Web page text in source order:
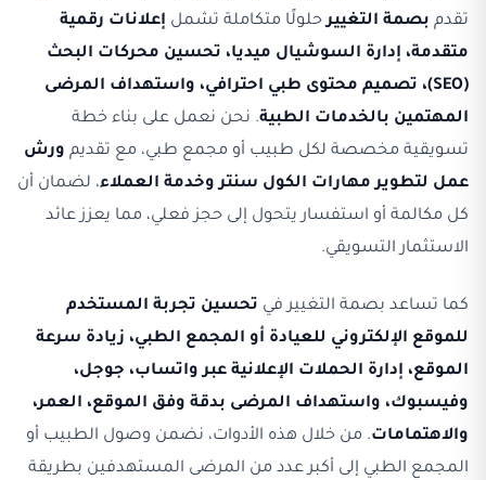
تقدمبصمة التغييرحلولًا متكاملة تشملإعلانات رقمية
متقدمة، إدارة السوشيال ميديا، تحسين محركات البحث
(SEO)، تصميم محتوى طبي احترافي، واستهداف المرضى
المهتمين بالخدمات الطبية. نحن نعمل على بناء خطة
تسويقية مخصصة لكل طبيب أو مجمع طبي، مع تقديمورش
عمل لتطوير مهارات الكول سنتر وخدمة العملاء، لضمان أن
كل مكالمة أو استفسار يتحول إلى حجز فعلي، مما يعزز عائد
الاستثمار التسويقي.
كما تساعد بصمة التغيير فيتحسين تجربة المستخدم
للموقع الإلكتروني للعيادة أو المجمع الطبي، زيادة سرعة
الموقع، إدارة الحملات الإعلانية عبر واتساب، جوجل،
وفيسبوك، واستهداف المرضى بدقة وفق الموقع، العمر،
والاهتمامات. من خلال هذه الأدوات، نضمن وصول الطبيب أو
المجمع الطبي إلى أكبر عدد من المرضى المستهدفين بطريقة